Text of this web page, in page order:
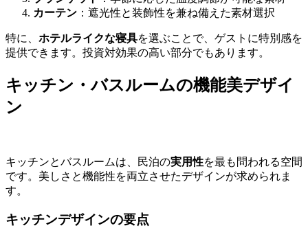
カーテン ：遮光性と装飾性を兼ね備えた素材選択
特に、 ホテルライクな寝具を選ぶことで、ゲストに特別感を
提供できます。投資対効果の高い部分でもあります。
キッチン・バスルームの機能美デザイ
ン
キッチンとバスルームは、民泊の実用性を最も問われる空間
です。美しさと機能性を両立させたデザインが求められま
す。
キッチンデザインの要点